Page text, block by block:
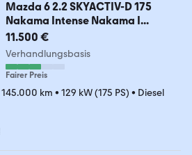
Mazda 6 2.2 SKYACTIV-D 175
Nakama Intense Nakama I...
11.500 €
Verhandlungsbasis
Fairer Preis
145.000 km • 129 kW (175 PS) • Diesel